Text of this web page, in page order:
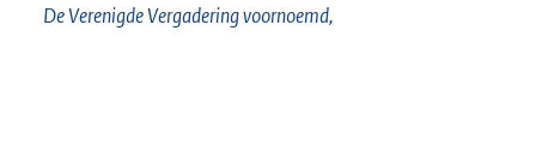
De Verenigde Vergadering voornoemd,